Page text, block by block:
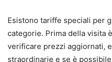
Esistono tariffe speciali per
categorie. Prima della visita
verificare prezzi aggiornati,
straordinarie e se è